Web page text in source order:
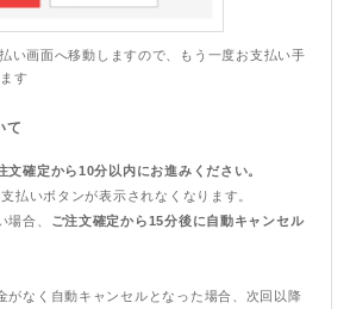
い画面へ移動しますので、もう一度お支払い手
す
て
文確定から10分以内にお進みください。
払いボタンが表示されなくなります。
場合、
ご注文確定から15分後に自動キャンセル
がなく自動キャンセルとなった場合、次回以降